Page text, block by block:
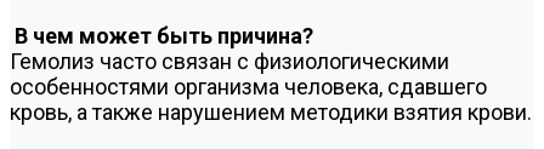
В чем может быть причина?
Гемолиз часто связан с физиологическими
особенностями организма человека, сдавшего
кровь, а также нарушением методики взятия крови.